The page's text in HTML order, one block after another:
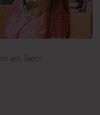
ein Team